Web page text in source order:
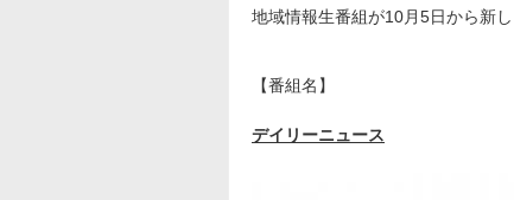
テレビ番組情報トップ
イベント・プレゼント
地域情報生番組が10月5日から新
【番組名】
デイリーニュース